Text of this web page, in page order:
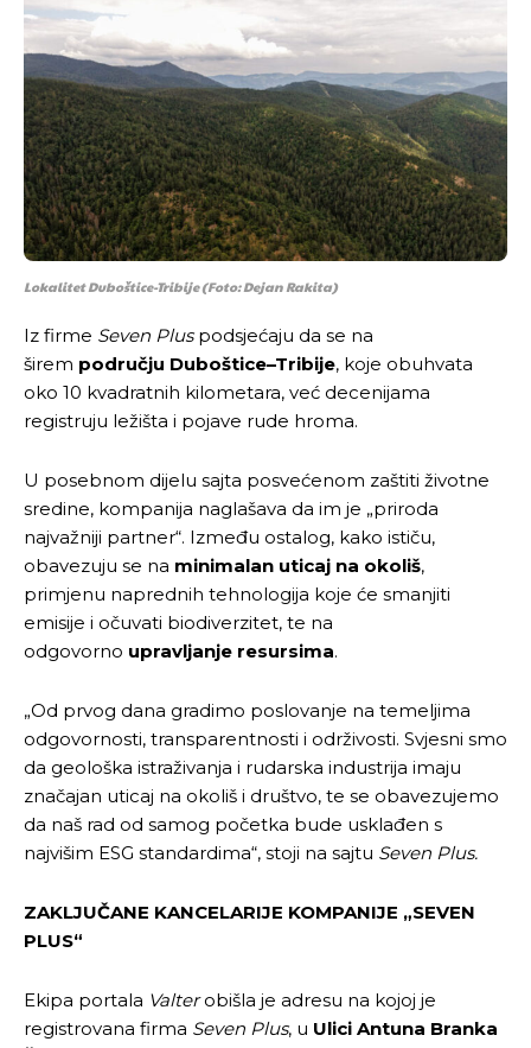
Pusti priču da živi!
Ovim putem želimo da vam se zahvalimo što ste
Pusti priču da živi!
Ovim putem želimo da vam se zahvalimo što ste
Lokalitet Duboštice-Tribije (Foto: Dejan Rakita)
Iz firme Seven Pluspodsjećaju da se na
širem području Duboštice–Tribije, koje obuhvata
oko 10 kvadratnih kilometara, već decenijama
registruju ležišta i pojave rude hroma.
U posebnom dijelu sajta posvećenom zaštiti životne
sredine, kompanija naglašava da im je „priroda
najvažniji partner“. Između ostalog, kako ističu,
obavezuju se na minimalan uticaj na okoliš,
primjenu naprednih tehnologija koje će smanjiti
emisije i očuvati biodiverzitet, te na
odgovorno upravljanje resursima.
„Od prvog dana gradimo poslovanje na temeljima
odgovornosti, transparentnosti i održivosti. Svjesni smo
da geološka istraživanja i rudarska industrija imaju
značajan uticaj na okoliš i društvo, te se obavezujemo
da naš rad od samog početka bude usklađen s
najvišim ESG standardima“, stoji na sajtu Seven Plus.
ZAKLJUČANE KANCELARIJE KOMPANIJE „SEVEN
PLUS“
Ekipa portala Valterobišla je adresu na kojoj je
registrovana firma Seven Plus, u Ulici Antuna Branka